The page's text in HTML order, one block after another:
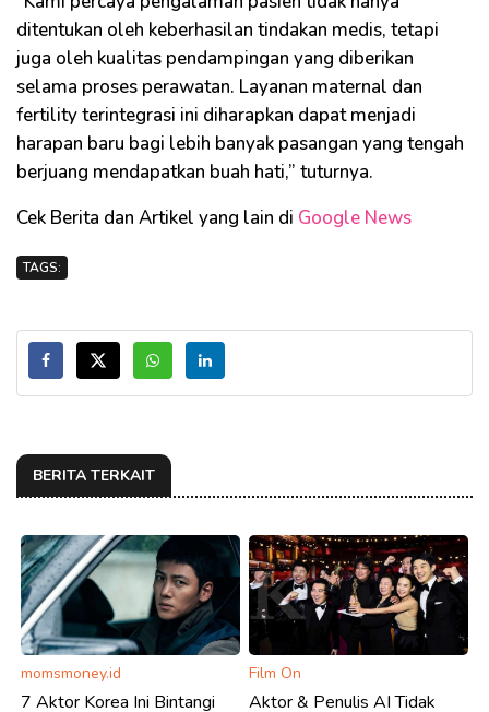
ditentukan oleh keberhasilan tindakan medis, tetapi
juga oleh kualitas pendampingan yang diberikan
selama proses perawatan. Layanan maternal dan
fertility terintegrasi ini diharapkan dapat menjadi
harapan baru bagi lebih banyak pasangan yang tengah
berjuang mendapatkan buah hati,” tuturnya.
Cek Berita dan Artikel yang lain di Google News
TAGS:
BERITA TERKAIT
momsmoney.id
7 Aktor Korea Ini Bintangi
Film On
Aktor & Penulis AI Tidak